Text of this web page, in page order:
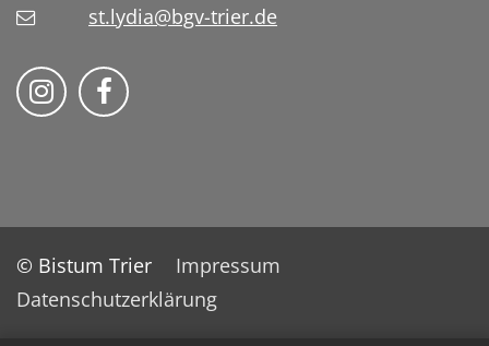
st.lydia@bgv-trier.de
Wir auf Instragram
Wir auf Facebook
© Bistum Trier
Impressum
Datenschutzerklärung